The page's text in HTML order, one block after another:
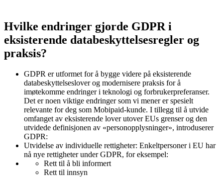
Hvilke endringer gjorde GDPR i
eksisterende databeskyttelsesregler og
praksis?
GDPR er utformet for å bygge videre på eksisterende
databeskyttelseslover og modernisere praksis for å
imøtekomme endringer i teknologi og forbrukerpreferanser.
Det er noen viktige endringer som vi mener er spesielt
relevante for deg som Mobipaid-kunde. I tillegg til å utvide
omfanget av eksisterende lover utover EUs grenser og den
utvidede definisjonen av «personopplysninger», introduserer
GDPR:
Utvidelse av individuelle rettigheter: Enkeltpersoner i EU har
nå nye rettigheter under GDPR, for eksempel:
Rett til å bli informert
Rett til innsyn